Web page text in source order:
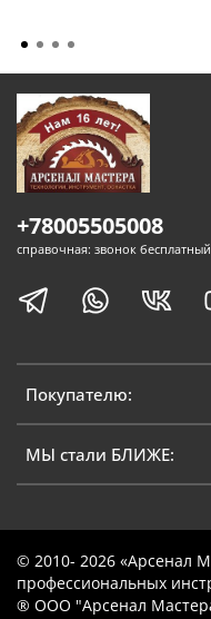
Покупателю:
МЫ стали БЛИЖЕ:
+78005505008
справочная: звонок бесплатный
© 2010- 2026 «Арсенал
профессиональных
® ООО "Арсенал